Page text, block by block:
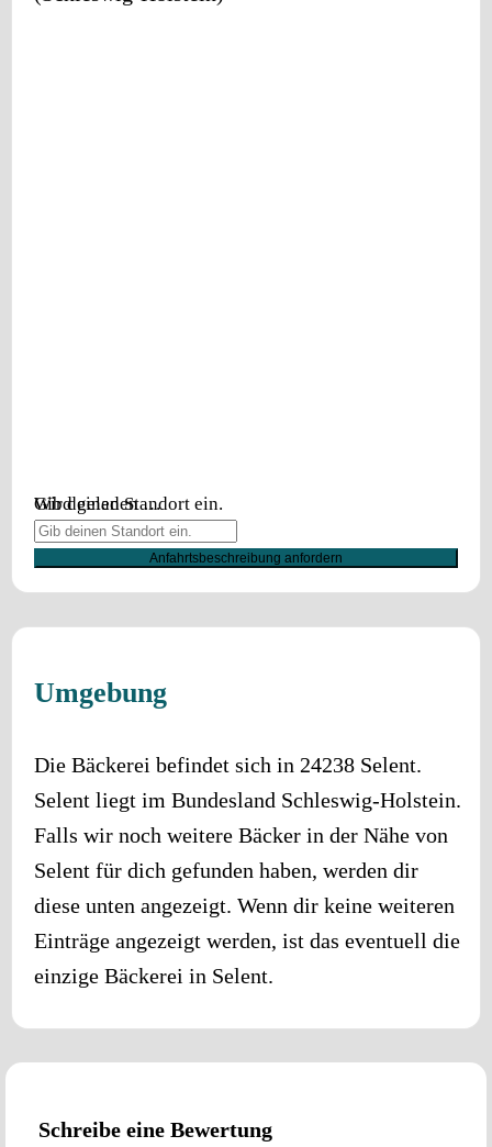
Wird geladen …
Gib deinen Standort ein.
Anfahrtsbeschreibung anfordern
Umgebung
Die Bäckerei befindet sich in 24238 Selent.
Selent liegt im Bundesland Schleswig-Holstein.
Falls wir noch weitere Bäcker in der Nähe von
Selent für dich gefunden haben, werden dir
diese unten angezeigt. Wenn dir keine weiteren
Einträge angezeigt werden, ist das eventuell die
einzige Bäckerei in Selent.
Schreibe eine Bewertung